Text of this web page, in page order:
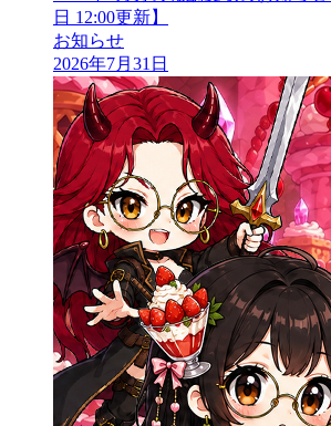
日 12:00更新】
お知らせ
2026年7月31日